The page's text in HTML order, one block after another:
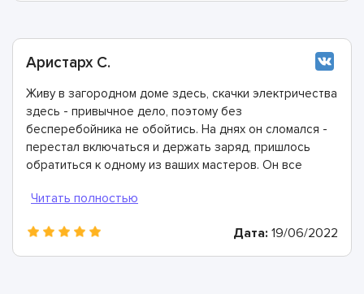
Аристарх С.
Живу в загородном доме здесь, скачки электричества
здесь - привычное дело, поэтому без
бесперебойника не обойтись. На днях он сломался -
перестал включаться и держать заряд, пришлось
обратиться к одному из ваших мастеров. Он все
нареканий нет, спасибо.
Дата: 19/06/2022